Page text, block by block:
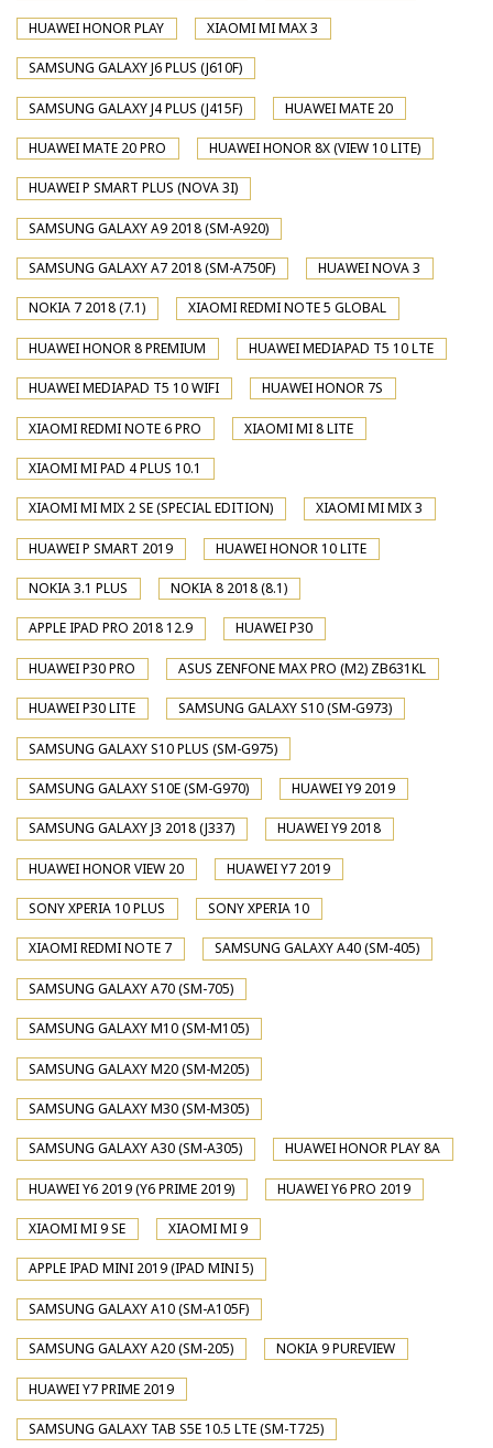
HUAWEI HONOR PLAY XIAOMI MI MAX 3
SAMSUNG GALAXY J6 PLUS (J610F)
SAMSUNG GALAXY J4 PLUS (J415F) HUAWEI MATE 20
HUAWEI MATE 20 PRO HUAWEI HONOR 8X (VIEW 10 LITE)
HUAWEI P SMART PLUS (NOVA 3I)
SAMSUNG GALAXY A9 2018 (SM-A920)
SAMSUNG GALAXY A7 2018 (SM-A750F) HUAWEI NOVA 3
NOKIA 7 2018 (7.1) XIAOMI REDMI NOTE 5 GLOBAL
HUAWEI HONOR 8 PREMIUM HUAWEI MEDIAPAD T5 10 LTE
HUAWEI MEDIAPAD T5 10 WIFI HUAWEI HONOR 7S
XIAOMI REDMI NOTE 6 PRO XIAOMI MI 8 LITE
XIAOMI MI PAD 4 PLUS 10.1
XIAOMI MI MIX 2 SE (SPECIAL EDITION) XIAOMI MI MIX 3
HUAWEI P SMART 2019 HUAWEI HONOR 10 LITE
NOKIA 3.1 PLUS NOKIA 8 2018 (8.1)
APPLE IPAD PRO 2018 12.9 HUAWEI P30
HUAWEI P30 PRO ASUS ZENFONE MAX PRO (M2) ZB631KL
HUAWEI P30 LITE SAMSUNG GALAXY S10 (SM-G973)
SAMSUNG GALAXY S10 PLUS (SM-G975)
SAMSUNG GALAXY S10E (SM-G970) HUAWEI Y9 2019
SAMSUNG GALAXY J3 2018 (J337) HUAWEI Y9 2018
HUAWEI HONOR VIEW 20 HUAWEI Y7 2019
SONY XPERIA 10 PLUS SONY XPERIA 10
XIAOMI REDMI NOTE 7 SAMSUNG GALAXY A40 (SM-405)
SAMSUNG GALAXY A70 (SM-705)
SAMSUNG GALAXY M10 (SM-M105)
SAMSUNG GALAXY M20 (SM-M205)
SAMSUNG GALAXY M30 (SM-M305)
SAMSUNG GALAXY A30 (SM-A305) HUAWEI HONOR PLAY 8A
HUAWEI Y6 2019 (Y6 PRIME 2019) HUAWEI Y6 PRO 2019
XIAOMI MI 9 SE XIAOMI MI 9
APPLE IPAD MINI 2019 (IPAD MINI 5)
SAMSUNG GALAXY A10 (SM-A105F)
SAMSUNG GALAXY A20 (SM-205) NOKIA 9 PUREVIEW
HUAWEI Y7 PRIME 2019
SAMSUNG GALAXY TAB S5E 10.5 LTE (SM-T725)